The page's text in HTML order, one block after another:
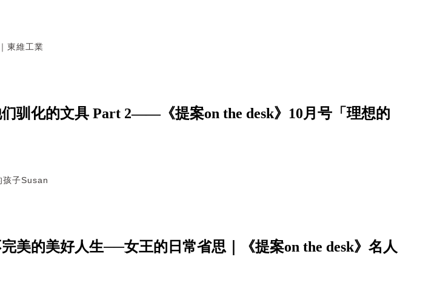
東維工業
驯化的文具 Part 2——《提案on the desk》10月号「理想的
孩子Susan
美的美好人生──女王的日常省思｜《提案on the desk》名人